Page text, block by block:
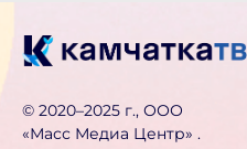
©️ 2020–2025 г., ООО
«Масс Медиа Центр» .